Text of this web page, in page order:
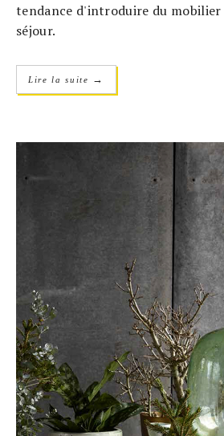
tendance d'introduire du mobilier
séjour.
Lire la suite →